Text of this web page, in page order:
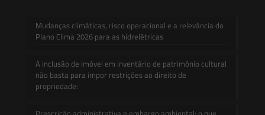
Mudanças climáticas, risco operacional e a relevância do
Plano Clima 2026 para as hidrelétricas
A inclusão de imóvel em inventário de patrimônio cultural
não basta para impor restrições ao direito de
propriedade: